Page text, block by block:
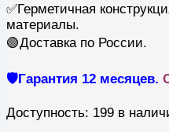
✅Герметичная
материалы.
🟢Доставка по России.
🛡️Гарантия 12 месяцев.
Доступность: 199 в